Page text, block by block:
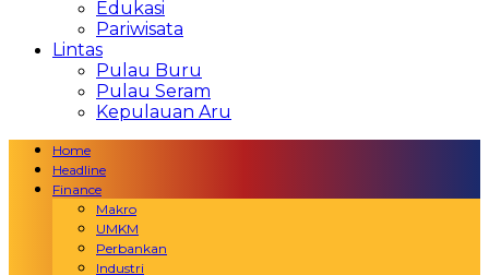
Edukasi
Pariwisata
Lintas
Pulau Buru
Pulau Seram
Kepulauan Aru
Home
Headline
Finance
Makro
UMKM
Perbankan
Industri